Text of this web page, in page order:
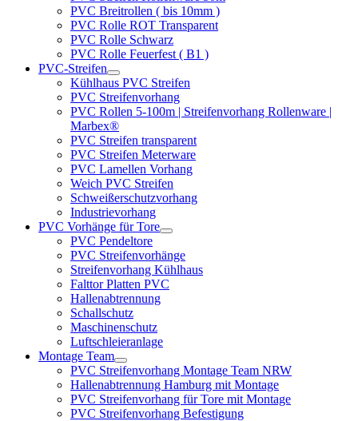
PVC Breitrollen ( bis 10mm )
PVC Rolle ROT Transparent
PVC Rolle Schwarz
PVC Rolle Feuerfest ( B1 )
PVC-Streifen
Kühlhaus PVC Streifen
PVC Streifenvorhang
PVC Rollen 5-100m | Streifenvorhang Rollenware |
Marbex®
PVC Streifen transparent
PVC Streifen Meterware
PVC Lamellen Vorhang
Weich PVC Streifen
Schweißerschutzvorhang
Industrievorhang
PVC Vorhänge für Tore
PVC Pendeltore
PVC Streifenvorhänge
Streifenvorhang Kühlhaus
Falttor Platten PVC
Hallenabtrennung
Schallschutz
Maschinenschutz
Luftschleieranlage
Montage Team
PVC Streifenvorhang Montage Team NRW
Hallenabtrennung Hamburg mit Montage
PVC Streifenvorhang für Tore mit Montage
PVC Streifenvorhang Befestigung